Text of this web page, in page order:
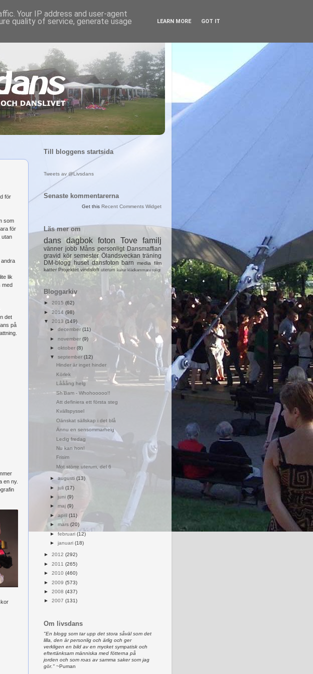
för
som
för
utan
andra
lik
med
det
på
en ny.
Till bloggens startsida
Tweets av @Livsdans
Senaste kommentarerna
Get this Recent Comments Widget
Läs mer om
dans dagbok foton Tove familj
vänner jobb Måns personligt Dansmaffian
gravid
kör semester Ölandsveckan träning
DM-blogg huset dansfoton barn media film
katter Projektet vindsloft uterum kultur klädkammare roligt
Bloggarkiv
► 2015 (62)
► 2014 (98)
▼ 2013 (149)
► december (11)
► november (9)
► oktober (8)
▼ september (12)
Hinder är inget hinder
Körlek
Lååång helg
Sh'Bam - Whohooooo!!
Att definiera ett första steg
Kvällspyssel
Oänskat sällskap i det blå
Ännu en sensommarhelg
Ledig fredag
Nu kan hon!
Frisim
Mot större uterum, del 6
► augusti (13)
► juli (17)
► juni (9)
► maj (9)
►april (11)
► mars (20)
► februari (12)
► januari (18)
► 2012 (292)
► 2011 (265)
► 2010 (460)
► 2009 (573)
► 2008 (437)
► 2007 (131)
Om livsdans
"En blogg som tar upp det stora såväl som det
lilla, den är personlig och ärlig och ger
verkligen en bild av en mycket sympatisk och
eftertänksam människa med fötterna på
jorden och som roas av samma saker som jag
gör." ~Puman
Your IP address and user-agent
quality of service, generate usage LEARN MORE GOT IT